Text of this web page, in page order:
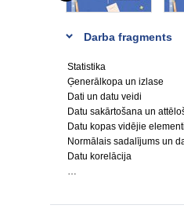
Darba fragments
Statistika
Ģenerālkopa un izlase
Dati un datu veidi
Datu sakārtošana un
Datu kopas vidējie elementi
Normālais sadalījums un
Datu korelācija
…